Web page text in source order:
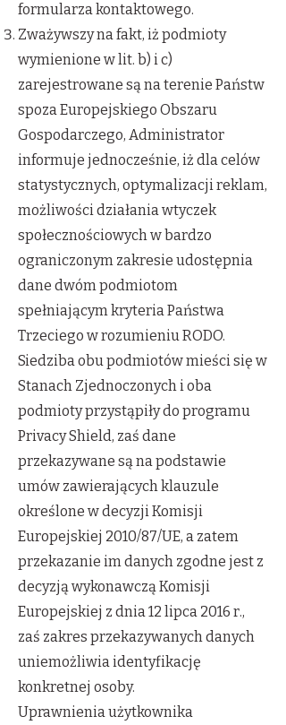
formularza kontaktowego.
Zważywszy na fakt, iż podmioty
wymienione w lit. b) i c)
zarejestrowane są na terenie Państw
spoza Europejskiego Obszaru
Gospodarczego, Administrator
informuje jednocześnie, iż dla celów
statystycznych, optymalizacji reklam,
możliwości działania wtyczek
społecznościowych w bardzo
ograniczonym zakresie udostępnia
dane dwóm podmiotom
spełniającym kryteria Państwa
Trzeciego w rozumieniu RODO.
Siedziba obu podmiotów mieści się w
Stanach Zjednoczonych i oba
podmioty przystąpiły do programu
Privacy Shield, zaś dane
przekazywane są na podstawie
umów zawierających klauzule
określone w decyzji Komisji
Europejskiej 2010/87/UE, a zatem
przekazanie im danych zgodne jest z
decyzją wykonawczą Komisji
Europejskiej z dnia 12 lipca 2016 r.,
zaś zakres przekazywanych danych
uniemożliwia identyfikację
konkretnej osoby.
Uprawnienia użytkownika